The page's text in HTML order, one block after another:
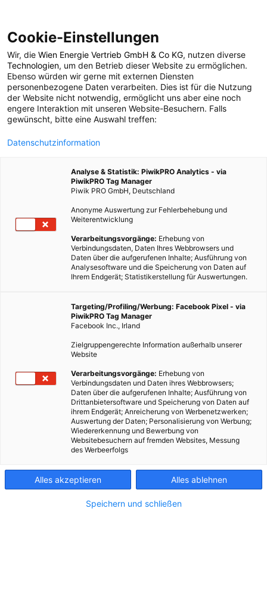
POSTS BY TAG
stopfen
1 BEITRAG
Cookie-Einstellungen
Wir, die Wien Energie Vertrieb GmbH & Co KG, nutzen diverse
Technologien, um den Betrieb dieser Website zu ermöglichen.
Ebenso würden wir gerne mit externen Diensten
personenbezogene Daten verarbeiten. Dies ist für die Nutzung
der Website nicht notwendig, ermöglicht uns aber eine noch
engere Interaktion mit unseren Website-Besuchern. Falls
gewünscht, bitte eine Auswahl treffen:
Datenschutzinformation
Analyse & Statistik: PiwikPRO Analytics - via
PiwikPRO Tag Manager
Piwik PRO GmbH, Deutschland
Anonyme Auswertung zur Fehlerbehebung und
Weiterentwicklung
Verarbeitungsvorgänge: Erhebung von
Verbindungsdaten, Daten Ihres Webbrowsers und
Daten über die aufgerufenen Inhalte; Ausführung von
Analysesoftware und die Speicherung von Daten auf
Ihrem Endgerät; Statistikerstellung für Auswertungen.
Targeting/Profiling/Werbung: Facebook Pixel - via
PiwikPRO Tag Manager
Facebook Inc., Irland
Zielgruppengerechte Information außerhalb unserer
Website
Verarbeitungsvorgänge: Erhebung von
Verbindungsdaten und Daten ihres Webbrowsers;
Daten über die aufgerufenen Inhalte; Ausführung von
Drittanbietersoftware und Speicherung von Daten auf
ihrem Endgerät; Anreicherung von Werbenetzwerken;
Auswertung der Daten; Personalisierung von Werbung;
Wiedererkennung und Bewerbung von
Websitebesuchern auf fremden Websites, Messung
des Werbeerfolgs
Alles akzeptieren Alles ablehnen
Speichern und schließen